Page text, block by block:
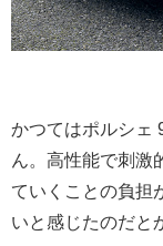
かつてはポルシェ
ん。高性能で刺激
ていくことの負担
いと感じたのだと